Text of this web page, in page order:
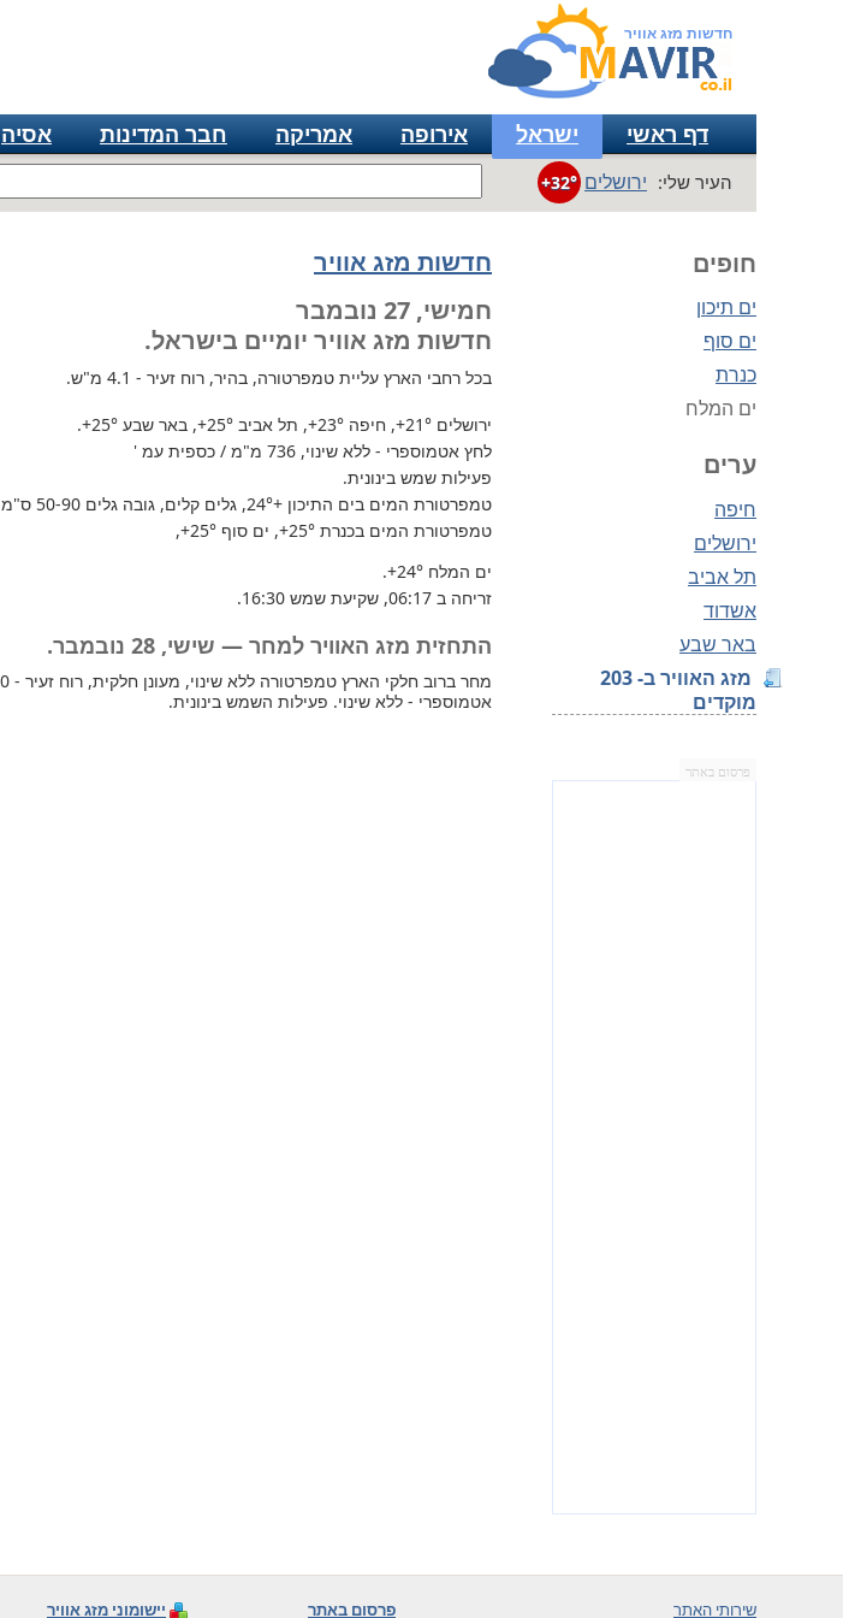
חדשות מזג אוויר
דף ראשי ישראל אירופה אמריקה חבר המדינות אסיה
העיר שלי: ירושלים +32°
חופים
ים תיכון
ים סוף
כנרת
ים המלח
ערים
חיפה
ירושלים
תל אביב
אשדוד
באר שבע
מזג האוויר ב- 203
מוקדים
פרסום באתר
חדשות מזג אוויר
חמישי, 27 נובמבר
חדשות מזג אוויר יומיים בישראל.
בכל רחבי הארץ עליית טמפרטורה, בהיר, רוח זעיר - 4.1 מ"ש.
ירושלים +21°, חיפה +23°, תל אביב +25°, באר שבע +25°
.
לחץ אטמוספרי - ללא שינוי, 736 מ"מ / כספית עמ '
פעילות שמש בינונית.
טמפרטורת המים בים התיכון +24°
, גלים קלים, גובה גלים 50-90 ס"מ
טמפרטורת המים בכנרת +25°, ים סוף +25°
,
ים המלח +24°
.
זריחה ב 06:17, שקיעת שמש 16:30.
התחזית מזג האוויר למחר — שישי, 28 נובמבר.
אטמוספרי - ללא שינוי. פעילות השמש בינונית.
שירותי האתר פרסום באתר יישומוני מזג אוויר